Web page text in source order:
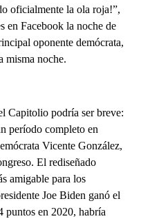
oficialmente la ola roja!”,
en Facebook la noche de
oponente demócrata,
misma noche.
Capitolio podría ser breve:
período completo en
Vicente González,
El rediseñado
amigable para los
Joe Biden ganó el
puntos en 2020, habría